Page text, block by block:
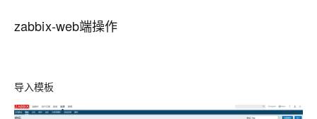
zabbix-web端操作
导入模板